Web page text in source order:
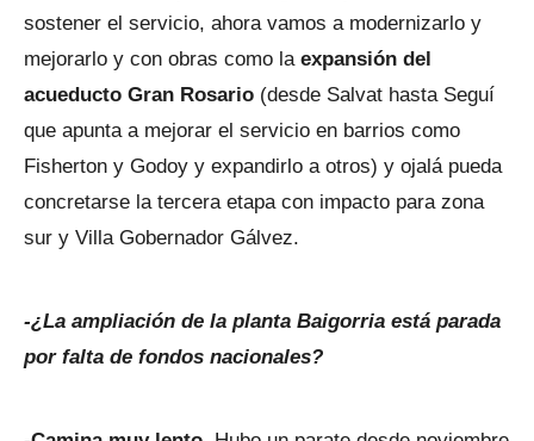
sostener el servicio, ahora vamos a modernizarlo y
mejorarlo y con obras como la expansión del
acueducto Gran Rosario (desde Salvat hasta Seguí
que apunta a mejorar el servicio en barrios como
Fisherton y Godoy y expandirlo a otros) y ojalá pueda
concretarse la tercera etapa con impacto para zona
sur y Villa Gobernador Gálvez.
-¿La ampliación de la planta Baigorria está parada
por falta de fondos nacionales?